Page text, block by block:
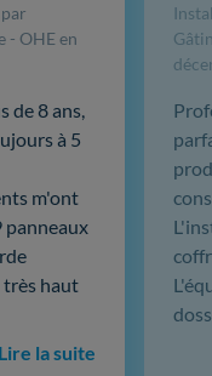
- OHE en
de 8 ans,
à 5
m'ont
panneaux
très haut
Lire la suite